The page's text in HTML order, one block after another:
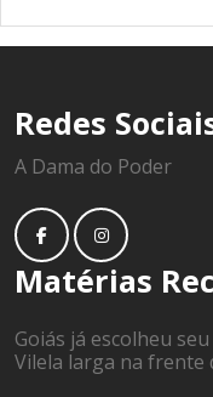
Redes
A Dama do Poder
Matérias
Goiás já escolheu
Vilela larga na frente